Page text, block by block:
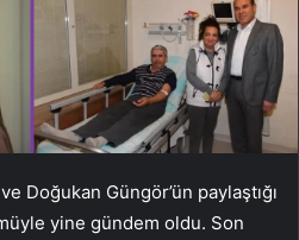
Doğukan Güngör’ün paylaştığı
yine gündem oldu. Son